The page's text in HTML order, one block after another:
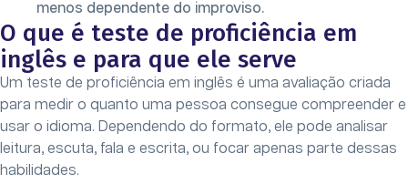
menos dependente do improviso.
O que é teste de proficiência em
inglês e para que ele serve
Um teste de proficiência em inglês é uma avaliação criada
para medir o quanto uma pessoa consegue compreender e
usar o idioma. Dependendo do formato, ele pode analisar
leitura, escuta, fala e escrita, ou focar apenas parte dessas
habilidades.